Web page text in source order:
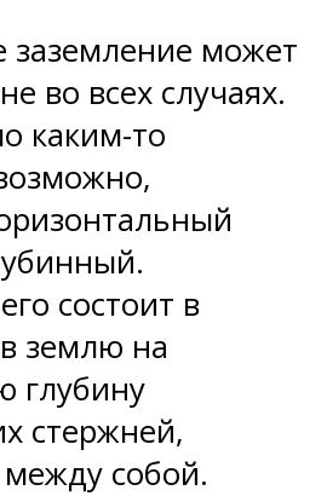
заземление может
во всех случаях.
каким-то
состоит в
землю на
глубину
стержней,
собой.